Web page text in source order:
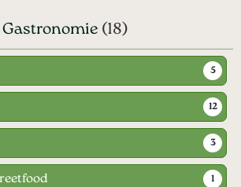
Gastronomie (18)
5
12
3
1